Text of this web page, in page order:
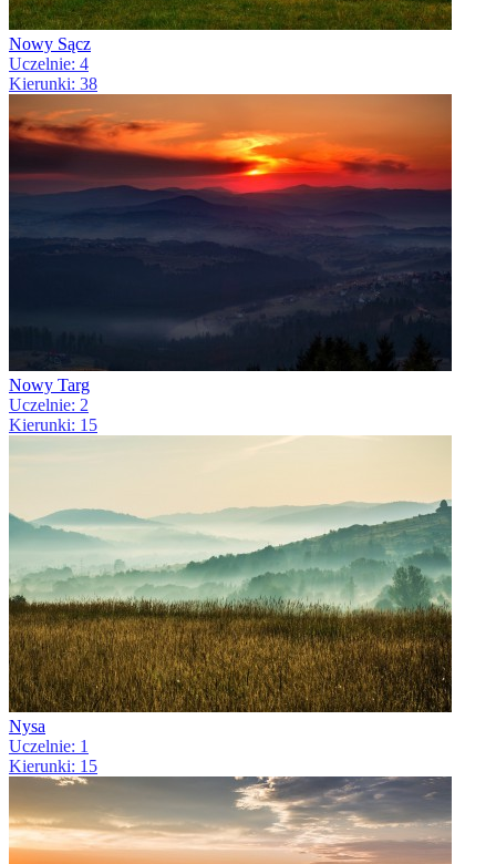
Nowy Sącz
Uczelnie: 4
Kierunki: 38
Nowy Targ
Uczelnie: 2
Kierunki: 15
Nysa
Uczelnie: 1
Kierunki: 15